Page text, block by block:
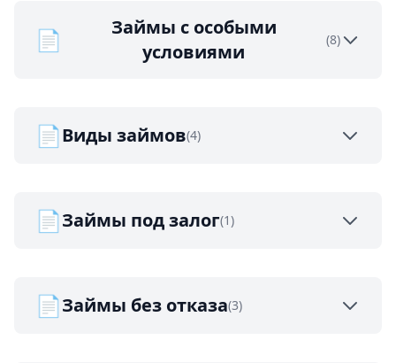
📄
Займы с особыми
условиями
(8)
📄Виды займов(4)
📄Займы под залог(1)
📄Займы без отказа(3)